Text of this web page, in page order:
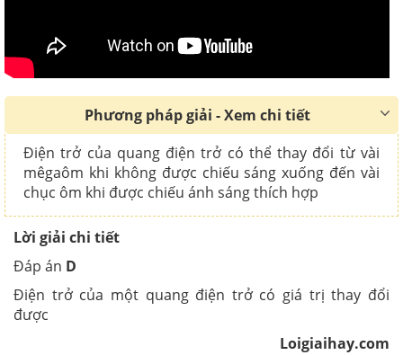
Phương pháp giải - Xem chi tiết
Điện trở của quang điện trở có thể thay đổi từ vài
mêgaôm khi không được chiếu sáng xuống đến vài
chục ôm khi được chiếu ánh sáng thích hợp
Lời giải chi tiết
Đáp án D
Điện trở của một quang điện trở có giá trị thay đổi
được
Loigiaihay.com